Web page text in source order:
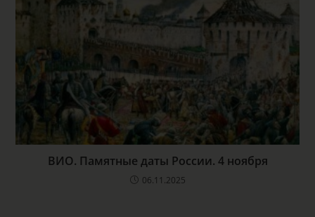
ВИО. Памятные даты России. 4 ноября
06.11.2025